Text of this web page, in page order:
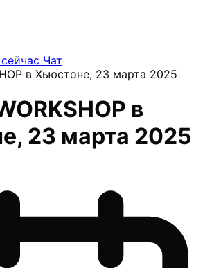
Чат
в
23 марта 2025